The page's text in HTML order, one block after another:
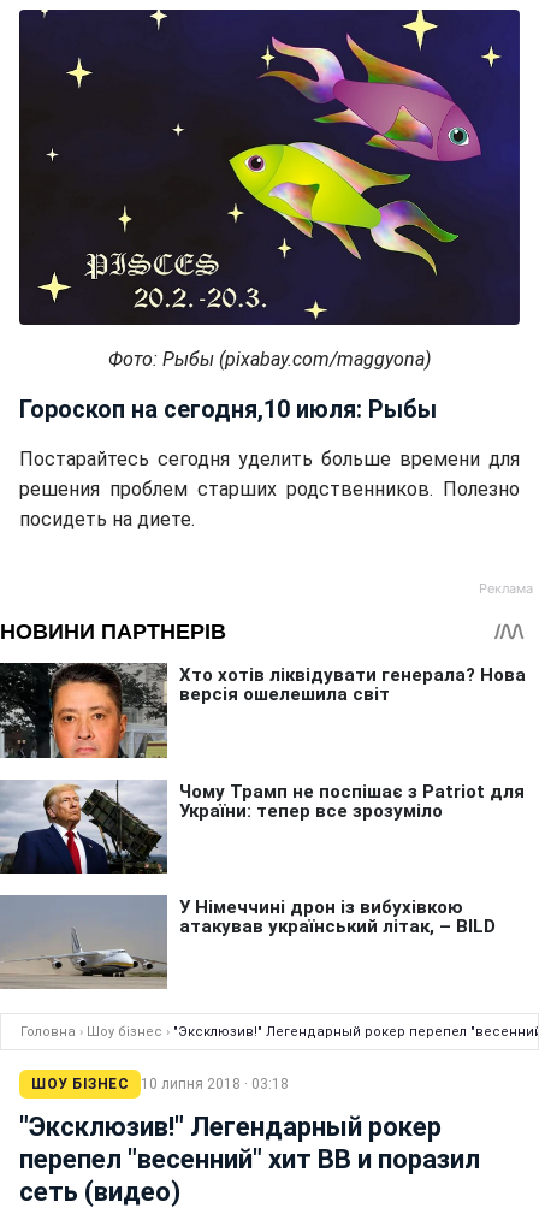
Фото: Рыбы (pixabay.com/maggyona)
Гороскоп на сегодня,10 июля: Рыбы
Постарайтесь сегодня уделить больше времени для
решения проблем старших родственников. Полезно
посидеть на диете.
Головна › Шоу бізнес › "Эксклюзив!" Легендарный рокер перепел
ШОУ БІЗНЕС 10 липня 2018 · 03:18
"Эксклюзив!" Легендарный рокер
перепел "весенний" хит ВВ и поразил
сеть (видео)